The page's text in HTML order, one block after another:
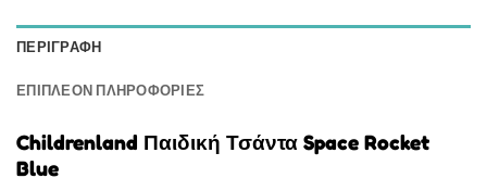
ΠΕΡΙΓΡΑΦΉ
ΕΠΙΠΛΈΟΝ ΠΛΗΡΟΦΟΡΊΕΣ
Childrenland Παιδική Τσάντα Space Rocket
Blue